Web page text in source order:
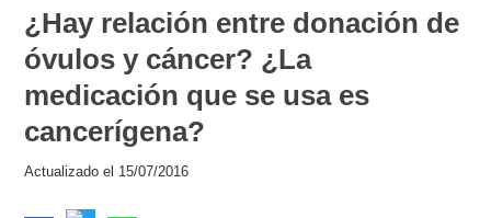
¿Hay relación entre donación de
óvulos y cáncer? ¿La
medicación que se usa es
cancerígena?
Actualizado el 15/07/2016